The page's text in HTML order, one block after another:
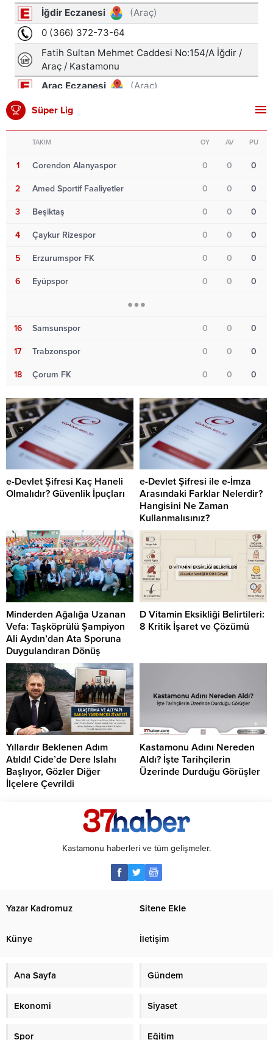
Süper Lig
TAKIM OY AV PU
1 Corendon Alanyaspor 0 0 0
2 Amed Sportif Faaliyetler 0 0 0
3 Beşiktaş 0 0 0
4 Çaykur Rizespor 0 0 0
5 Erzurumspor FK 0 0 0
6 Eyüpspor 0 0 0
16 Samsunspor 0 0 0
17 Trabzonspor 0 0 0
18 Çorum FK 0 0 0
e-Devlet Şifresi Kaç Haneli
Olmalıdır? Güvenlik İpuçları
e-Devlet Şifresi ile e-İmza
Arasındaki Farklar Nelerdir?
Hangisini Ne Zaman
Kullanmalısınız?
Minderden Ağalığa Uzanan
Vefa: Taşköprülü Şampiyon
Ali Aydın’dan Ata Sporuna
Duygulandıran Dönüş
D Vitamin Eksikliği Belirtileri:
8 Kritik İşaret ve Çözümü
Yıllardır Beklenen Adım
Atıldı! Cide’de Dere Islahı
Başlıyor, Gözler Diğer
İlçelere Çevrildi
Kastamonu Adını Nereden
Aldı? İşte Tarihçilerin
Üzerinde Durduğu Görüşler
Kastamonu haberleri ve tüm gelişmeler.
Yazar Kadromuz Sitene Ekle
Künye İletişim
Ana Sayfa Gündem
Ekonomi Siyaset
Spor Eğitim